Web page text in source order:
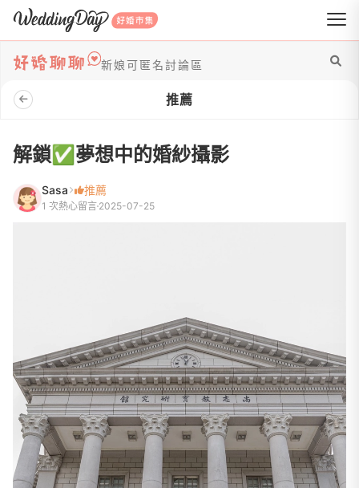
WeddingDay 好婚市集
新娘可匿名討論區
推薦
解鎖✅夢想中的婚紗攝影
Sasa 推薦
1 次熱心留言 2025-07-25